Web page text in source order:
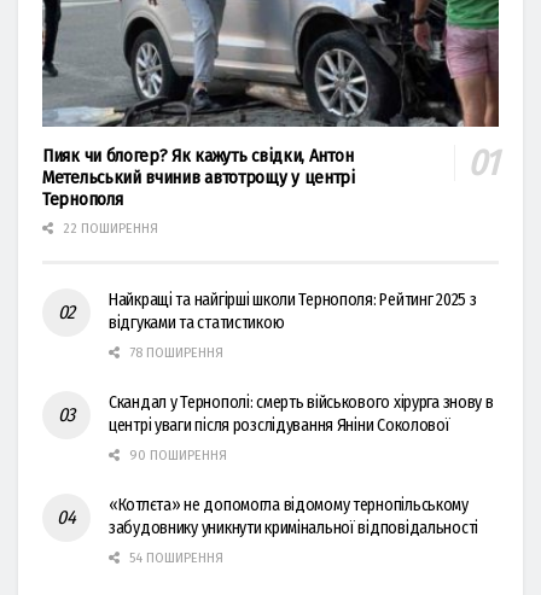
Пияк чи блогер? Як кажуть свідки, Антон
Метельський вчинив автотрощу у центрі
Тернополя
22 ПОШИРЕННЯ
Найкращі та найгірші школи Тернополя: Рейтинг 2025 з
відгуками та статистикою
78 ПОШИРЕННЯ
Скандал у Тернополі: смерть військового хірурга знову в
центрі уваги після розслідування Яніни Соколової
90 ПОШИРЕННЯ
«Котлєта» не допомогла відомому тернопільському
забудовнику уникнути кримінальної відповідальності
54 ПОШИРЕННЯ